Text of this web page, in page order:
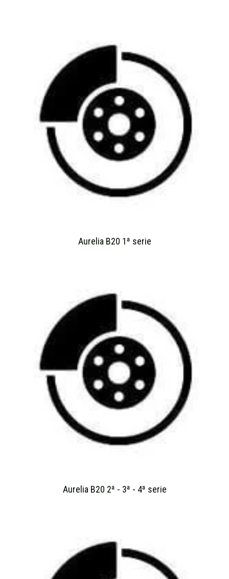
Aurelia B20 1ª serie
Aurelia B20 2ª - 3ª - 4ª serie